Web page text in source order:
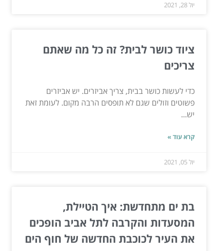
יול 28, 2021
ציוד כושר לבית? זה כל מה שאתם
צריכים
כדי לעשות כושר בבית, צריך אביזרים. יש אביזרים
פשוטים וזולים שגם לא תופסים הרבה מקום. לעומת זאת
יש...
קרא עוד »
יול 05, 2021
בת ים מתחדשת: איך הטיילת,
המסעדות והקרבה לתל אביב הופכים
את העיר לכוכבת החדשה של חוף הים